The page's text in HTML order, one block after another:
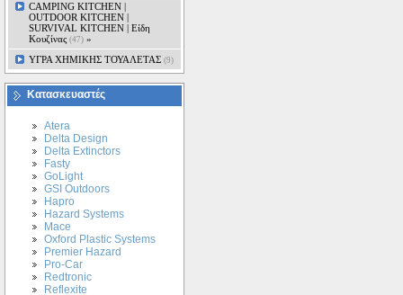
CAMPING KITCHEN |
OUTDOOR KITCHEN |
SURVIVAL KITCHEN | Είδη
Κουζίνας (47) »
ΥΓΡΑ ΧΗΜΙΚΗΣ ΤΟΥΑΛΕΤΑΣ (9)
Κατασκευαστές
Atera
Delta Design
Delta Extinctors
Fasty
GoLight
GSI Outdoors
Hapro
Hazard Systems
Mace
Oxford Plastic Systems
Premier Hazard
Pro-Car
Redtronic
Reflexite